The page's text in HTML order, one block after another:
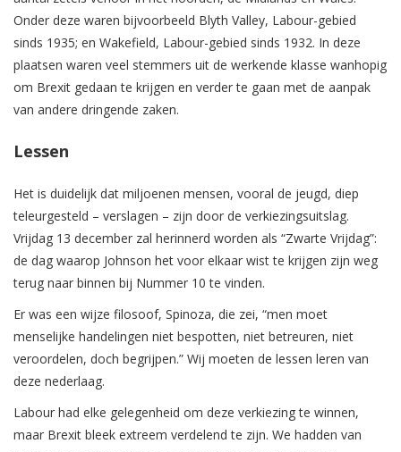
Onder deze waren bijvoorbeeld Blyth Valley, Labour-gebied
sinds 1935; en Wakefield, Labour-gebied sinds 1932. In deze
plaatsen waren veel stemmers uit de werkende klasse wanhopig
om Brexit gedaan te krijgen en verder te gaan met de aanpak
van andere dringende zaken.
Lessen
Het is duidelijk dat miljoenen mensen, vooral de jeugd, diep
teleurgesteld – verslagen – zijn door de verkiezingsuitslag.
Vrijdag 13 december zal herinnerd worden als “Zwarte Vrijdag”:
de dag waarop Johnson het voor elkaar wist te krijgen zijn weg
terug naar binnen bij Nummer 10 te vinden.
Er was een wijze filosoof, Spinoza, die zei, “men moet
menselijke handelingen niet bespotten, niet betreuren, niet
veroordelen, doch begrijpen.” Wij moeten de lessen leren van
deze nederlaag.
Labour had elke gelegenheid om deze verkiezing te winnen,
maar Brexit bleek extreem verdelend te zijn. We hadden van